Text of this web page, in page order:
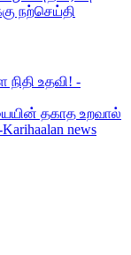
நற்செய்தி
உதவி! -
தகாத உறவால்
news